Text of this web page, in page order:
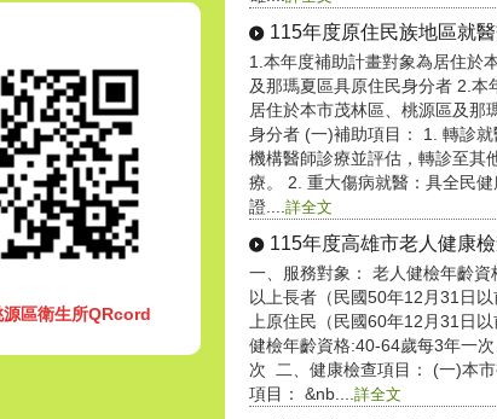
源區衛生所QRcord
115年度原住民族地區就
1.本年度補助計畫對象為居住於
及那瑪夏區具原住民身分者 2.本
居住於本市茂林區、桃源區及那
身分者 (一)補助項目： 1. 轉診
機構醫師診療並評估，轉診至其
療。 2. 重大傷病就醫：具全民
證....詳全文
115年度高雄市老人健康
一、服務對象： 老人健檢年齡
以上長者（民國50年12月31日
上原住民（民國60年12月31日
健檢年齡資格:40-64歲每3年一
次 二、健康檢查項目： (一)本
項目： &nb....詳全文